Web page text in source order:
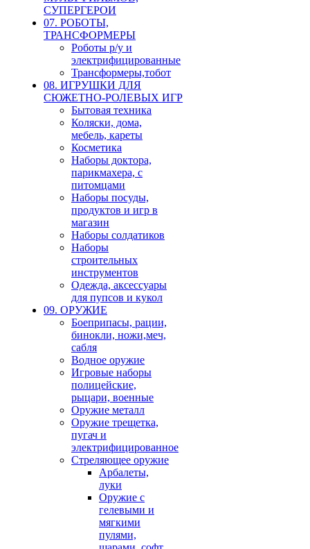
СУПЕРГЕРОИ
07. РОБОТЫ,
ТРАНСФОРМЕРЫ
Роботы р/у и
электрифицированные
Трансформеры,тобот
08. ИГРУШКИ ДЛЯ
СЮЖЕТНО-РОЛЕВЫХ ИГР
Бытовая техника
Коляски, дома,
мебель, кареты
Косметика
Наборы доктора,
парикмахера, с
питомцами
Наборы посуды,
продуктов и игр в
магазин
Наборы солдатиков
Наборы
строительных
инструментов
Одежда, аксессуары
для пупсов и кукол
09. ОРУЖИЕ
Боеприпасы, рации,
бинокли, ножи,меч,
сабля
Водное оружие
Игровые наборы
полицейские,
рыцари, военные
Оружие металл
Оружие трещетка,
пугач и
электрифицированное
Стреляющее оружие
Арбалеты,
луки
Оружие с
гелевыми и
мягкими
пулями,